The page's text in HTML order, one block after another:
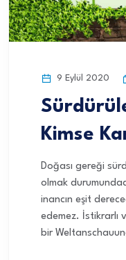
9 Eylül 2020
Kimse
Doğası gereği
olmak
inancın eşit
edemez. İstikrarlı
bir